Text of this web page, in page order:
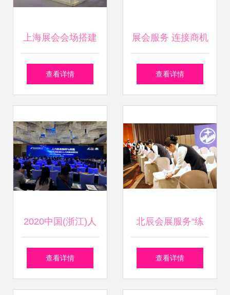
上海展会会场搭建
与会展服务 打造专
查看详情
展会服务 连接商机
与价值的桥梁
查看详情
2020中国(浙江)人
力资源服务博览会
查看详情
北辰会展服务“练
兵”迎“京交会”
查看详情